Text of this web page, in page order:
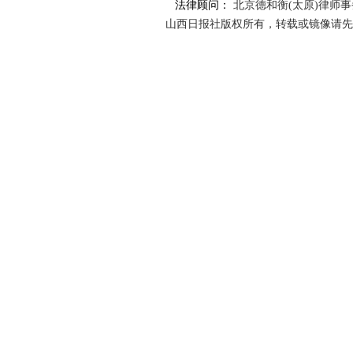
法律顾问： 北京德和衡(太原)律师
山西日报社版权所有，转载或镜像请先